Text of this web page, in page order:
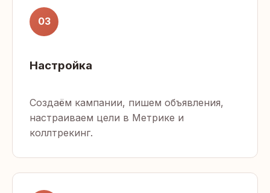
03
Настройка
Создаём кампании, пишем объявления,
настраиваем цели в Метрике и
коллтрекинг.